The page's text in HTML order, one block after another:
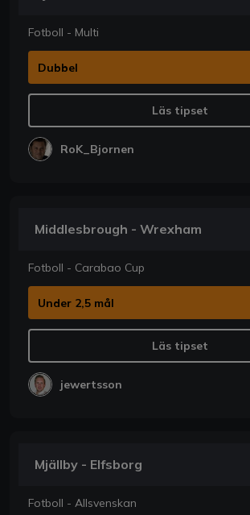
Fotboll - Multi
Dubbel
Läs tipset
RoK_Bjornen
Middlesbrough - Wrexham
Fotboll - Carabao Cup
Under 2,5 mål
Läs tipset
jewertsson
Mjällby - Elfsborg
Fotboll - Allsvenskan